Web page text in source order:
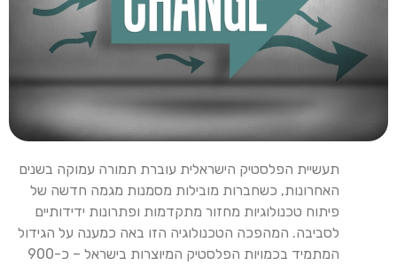
תעשיית הפלסטיק הישראלית עוברת תמורה עמוקה בשנים
האחרונות, כשחברות מובילות מסמנות מגמה חדשה של
פיתוח טכנולוגיות מחזור מתקדמות ופתרונות ידידותיים
לסביבה. המהפכה הטכנולוגיה הזו באה כמענה על הגידול
המתמיד בכמויות הפלסטיק המיוצרות בישראל – כ-900